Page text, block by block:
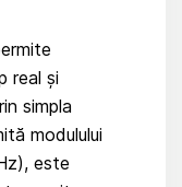
real și
simpla
modulului
este